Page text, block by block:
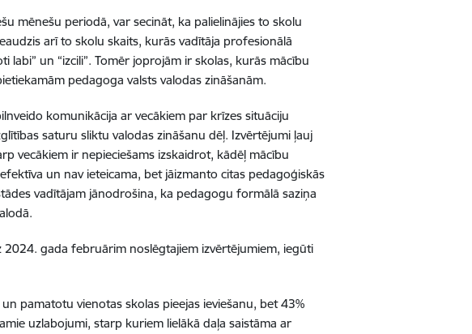
mēnešu periodā, var secināt, ka palielinājies to skolu
arī to skolu skaits, kurās vadītāja profesionālā
labi” un “izcili”. Tomēr joprojām ir skolas, kurās mācību
pedagoga valsts valodas zināšanām.
komunikācija ar vecākiem par krīzes situāciju
saturu sliktu valodas zināšanu dēļ. Izvērtējumi ļauj
vecākiem ir nepieciešams izskaidrot, kādēļ mācību
un nav ieteicama, bet jāizmanto citas pedagoģiskās
vadītājam jānodrošina, ka pedagogu formālā saziņa
gada februārim noslēgtajiem izvērtējumiem, iegūti
pamatotu vienotas skolas pieejas ieviešanu, bet 43%
uzlabojumi, starp kuriem lielākā daļa saistāma ar